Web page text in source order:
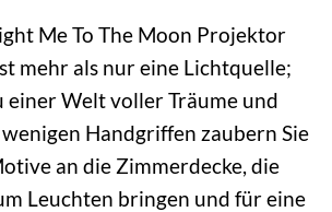
Me To The Moon Projektor
mehr als nur eine Lichtquelle;
einer Welt voller Träume und
Handgriffen zaubern Sie
an die Zimmerdecke, die
Leuchten bringen und für eine